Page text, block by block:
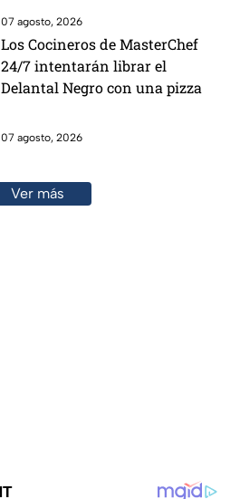
07 agosto, 2026
Los Cocineros de MasterChef
24/7 intentarán librar el
Delantal Negro con una pizza
07 agosto, 2026
Ver más